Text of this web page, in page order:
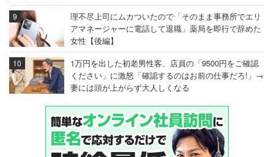
理不尽上司にムカついたので「そのまま事務所でエリ
アマネージャーに電話して退職」薬局を即行で辞めた
女性【後編】
1万円を出した初老男性客、店員の「9500円をご確認
ください」に激怒「確認するのはお前の仕事だろ!」→
妻には頭が上がらず大人しくなる